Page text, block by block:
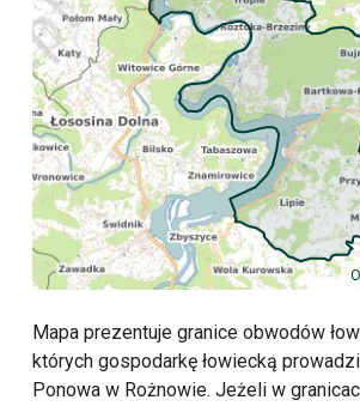
Mapa prezentuje granice obwodów
których gospodarkę łowiecką
Ponowa w Rożnowie. Jeżeli w